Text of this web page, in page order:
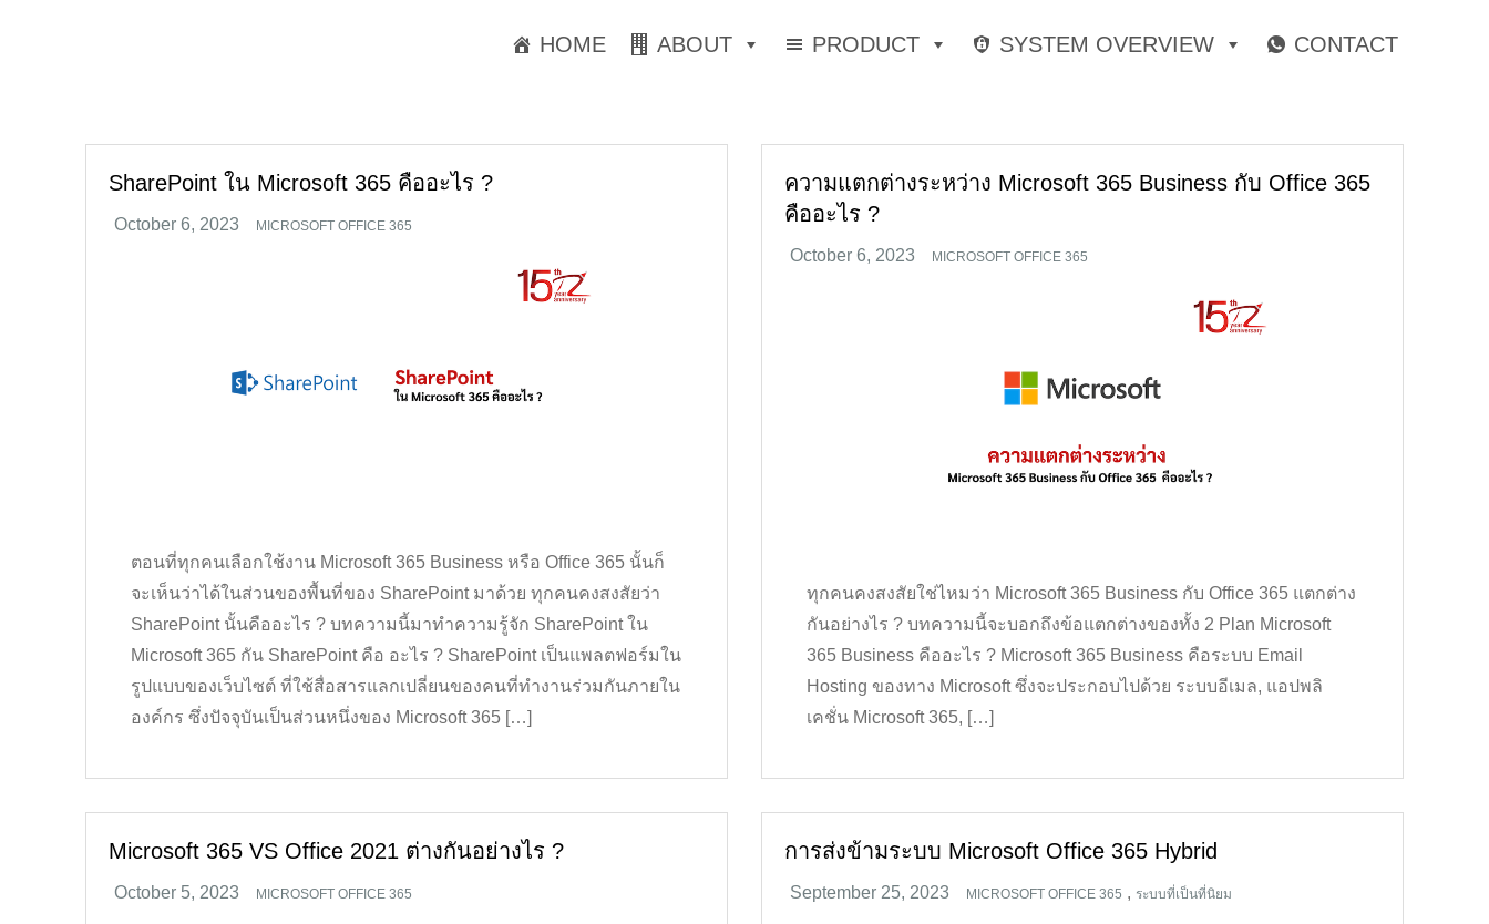
HOME ABOUT PRODUCT SYSTEM OVERVIEW CONTACT
SharePoint ใน Microsoft 365 คืออะไร ?
MICROSOFT OFFICE 365
ตอนที่ทุกคนเลือกใช้งาน Microsoft 365 Business หรือ Office 365 นั้นก็
จะเห็นว่าได้ในส่วนของพื้นที่ของ SharePoint มาด้วย ทุกคนคงสงสัยว่า
SharePoint นั้นคืออะไร ? บทความนี้มาทำความรู้จัก SharePoint ใน
Microsoft 365 กัน SharePoint คือ อะไร ? SharePoint เป็นแพลตฟอร์มใน
รูปแบบของเว็บไซต์ ที่ใช้สื่อสารแลกเปลี่ยนของคนที่ทำงานร่วมกันภายใน
องค์กร ซึ่งปัจจุบันเป็นส่วนหนึ่งของ Microsoft 365 […]
ความแตกต่างระหว่าง Microsoft 365 Business กับ Office 365
คืออะไร ?
MICROSOFT OFFICE 365
ทุกคนคงสงสัยใช่ไหมว่า Microsoft 365 Business กับ Office 365 แตกต่าง
กันอย่างไร ? บทความนี้จะบอกถึงข้อแตกต่างของทั้ง 2 Plan Microsoft
365 Business คืออะไร ? Microsoft 365 Business คือระบบ Email
Hosting ของทาง Microsoft ซึ่งจะประกอบไปด้วย ระบบอีเมล, แอปพลิ
เคชั่น Microsoft 365, […]
Microsoft 365 VS Office 2021 ต่างกันอย่างไร ?
MICROSOFT OFFICE 365
การส่งข้ามระบบ Microsoft Office 365 Hybrid
MICROSOFT OFFICE 365 , ระบบที่เป็นที่นิยม